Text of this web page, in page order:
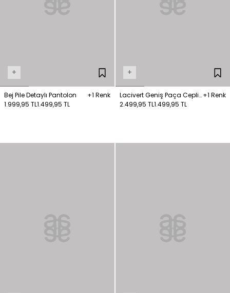
+
Bej Pile Detaylı Pantolon
+1 Renk
1.999,95 TL1.499,95 TL
+
Lacivert Geniş Paça Cepli
Pantolon
+1 Renk
2.499,95 TL1.499,95 TL